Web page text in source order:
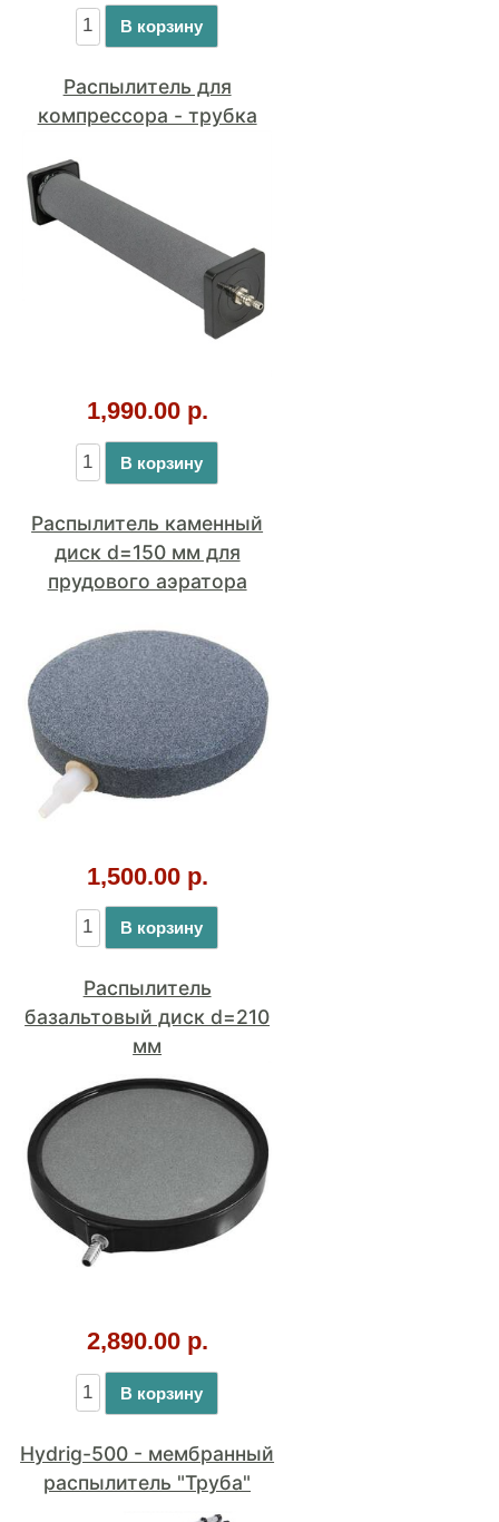
В корзину
Распылитель каменный
диск d=150 мм для
прудового аэратора
1,500.00 р.
Распылитель
базальтовый диск d=210
мм
2,890.00 р.
В корзину
Hydrig-500 - мембранный
распылитель "Труба"
2,990.00 р.
⚡Шланг "ПВХ"